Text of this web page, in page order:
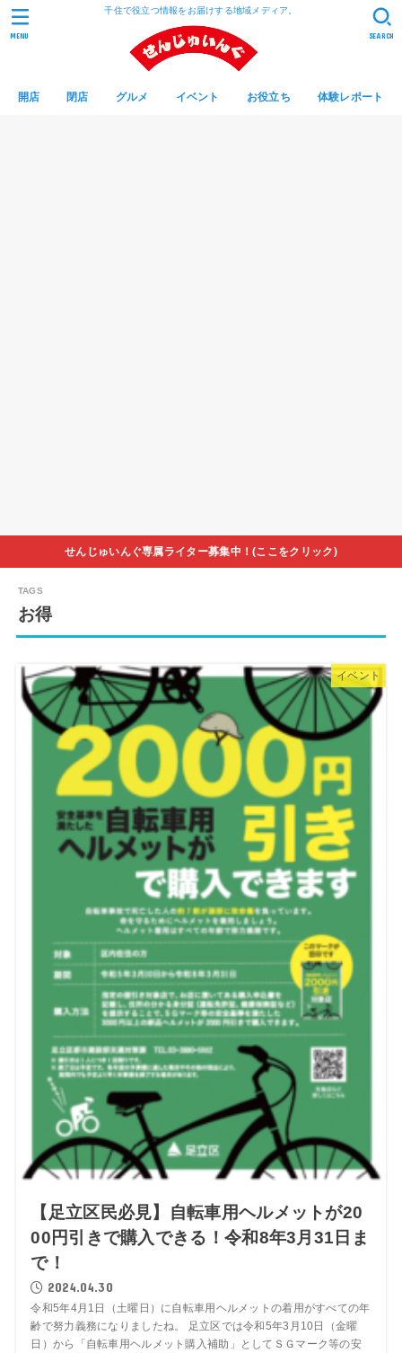
千住で役立つ情報をお届けする地域メディア。
開店 閉店 グルメ イベント お役立ち 体験レポート
SEARCH
MENU
せんじゅいんぐ専属ライター募集中！(ここをクリック)
お得
イベント
【足立区民必見】自転車用ヘルメットが20
00円引きで購入できる！令和8年3月31日ま
で！
2024.04.30
令和5年4月1日（土曜日）に自転車用ヘルメットの着用がすべての年
齢で努力義務になりましたね。 足立区では令和5年3月10日（金曜
日）から「自転車用ヘルメット購入補助」としてＳＧマーク等の安